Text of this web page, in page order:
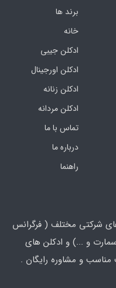
برند ها
خانه
ادکلن جیبی
ادکلن اورجینال
ادکلن زنانه
ادکلن مردانه
تماس با ما
درباره ما
راهنما
های شرکتی مختلف ( فرگرانس
و ...) و ادکلن های
و مشاوره رایگان .